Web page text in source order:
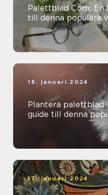
Palettblad Com: En
till denna populära
18. januari 2024
Plantera palettblad
guide till denna
17. januari 2024